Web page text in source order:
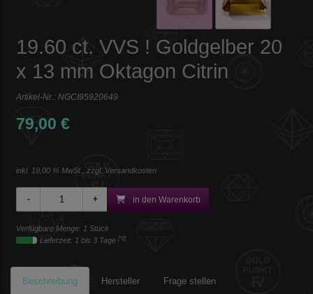
19.60 ct. VVS ! Goldgelber 20
x 13 mm Oktagon Citrin
Artikel-Nr.: NGCI95920649
79,00 €
inkl. 19,00 % MwSt., zzgl. Versandkosten
in den Warenkorb
Verfügbare Menge: 1 Stück
Lieferzeit: 1 bis 3 Tage [*2]
Beschreibung Hersteller Frage stellen